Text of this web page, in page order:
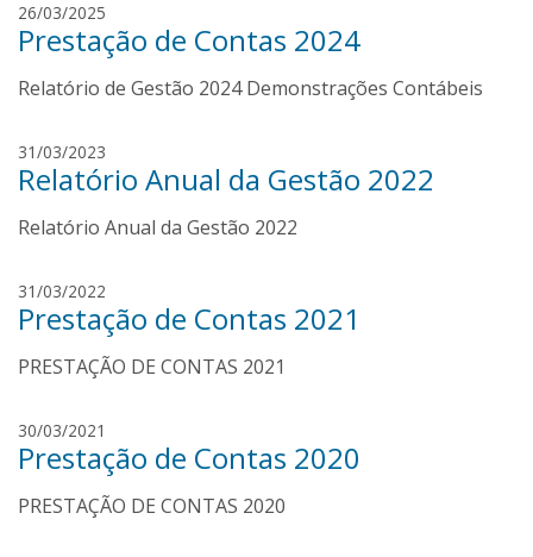
l
e
26/03/2025
a
r
i
l
i
r
a
Prestação de Contas 2024
Relatório de Gestão 2024 Demonstrações Contábeis
31/03/2023
e
o
m
u
l
Relatório Anual da Gestão 2022
Relatório Anual da Gestão 2022
31/03/2022
e
b
o
m
u
l
Prestação de Contas 2021
PRESTAÇÃO DE CONTAS 2021
30/03/2021
a
u
l
Prestação de Contas 2020
PRESTAÇÃO DE CONTAS 2020